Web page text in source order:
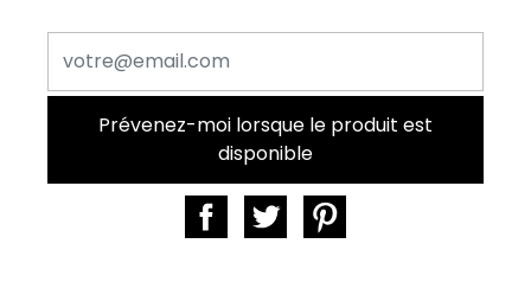
Prévenez-moi lorsque le produit est
disponible